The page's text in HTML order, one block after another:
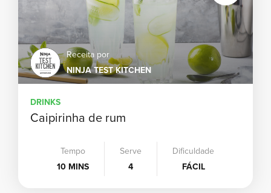
Receita por
NINJA TEST KITCHEN
DRINKS
Caipirinha de rum
Tempo
10 MINS
Serve
4
Dificuldade
FÁCIL